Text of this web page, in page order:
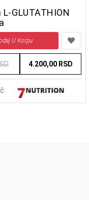
GLUTATHION
U Korpu
4.200,00 RSD